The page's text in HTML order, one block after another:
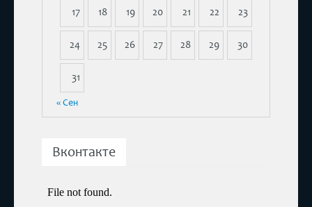
17 18 19 20 21 22 23
24 25 26 27 28 29 30
31
« Сен
Вконтакте